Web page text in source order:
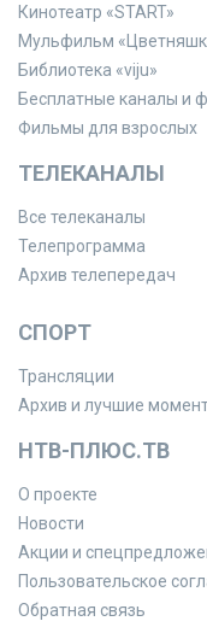
Кинотеатр «START»
Мульфильм
Библиотека «viju»
Бесплатные каналы и
Фильмы для взрослых
ТЕЛЕКАНАЛЫ
Все телеканалы
Телепрограмма
Архив телепередач
СПОРТ
Трансляции
Архив и лучшие
НТВ-ПЛЮС.ТВ
О проекте
Новости
Акции и
Пользовательское
Обратная связь